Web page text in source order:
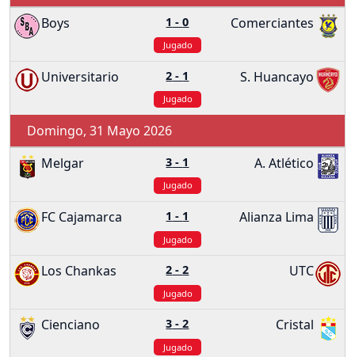
Boys
1 -0 Comerciantes
Jugado
Universitario 2 - 1 S. Huancayo
Jugado
Domingo, 31 Mayo 2026
Melgar
3 - 1 A. Atlético
Jugado
FC Cajamarca 1 - 1 Alianza Lima
Jugado
Los Chankas 2 -2 UTC
Jugado
Cienciano 3 -2 Cristal
Jugado